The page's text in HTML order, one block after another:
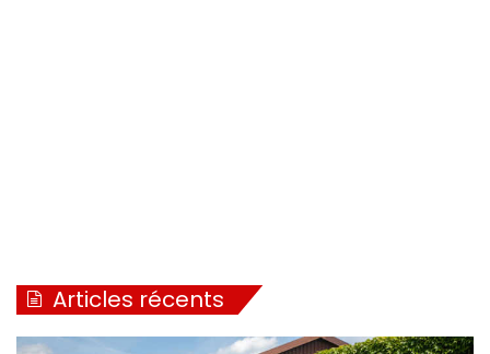
Articles récents